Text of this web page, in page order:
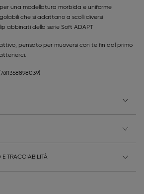
una modellatura morbida e uniforme
che si adattano a scolli diversi
abbinati della serie Soft ADAPT
pensato per muoversi con te fin dal primo
TRACCIABILITÀ